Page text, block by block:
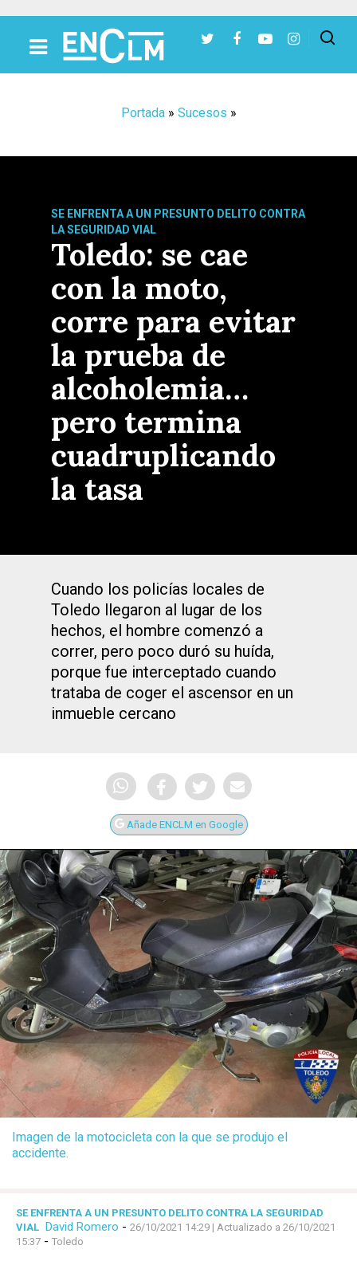
Portada» Sucesos »
SE ENFRENTA A UN PRESUNTO DELITO CONTRA
LA SEGURIDAD VIAL
Toledo: se cae
con la moto,
corre para evitar
la prueba de
alcoholemia…
pero termina
cuadruplicando
la tasa
Cuando los policías locales de
Toledo llegaron al lugar de los
hechos, el hombre comenzó a
correr, pero poco duró su huída,
porque fue interceptado cuando
trataba de coger el ascensor en un
inmueble cercano
Añade ENCLM en Google
Imagen de la motocicleta con la que se produjo el
accidente.
SE ENFRENTA A UN PRESUNTO DELITO CONTRA LA SEGURIDAD
VIAL David Romero - 26/10/2021 14:29 | Actualizado a 26/10/2021
15:37 - Toledo